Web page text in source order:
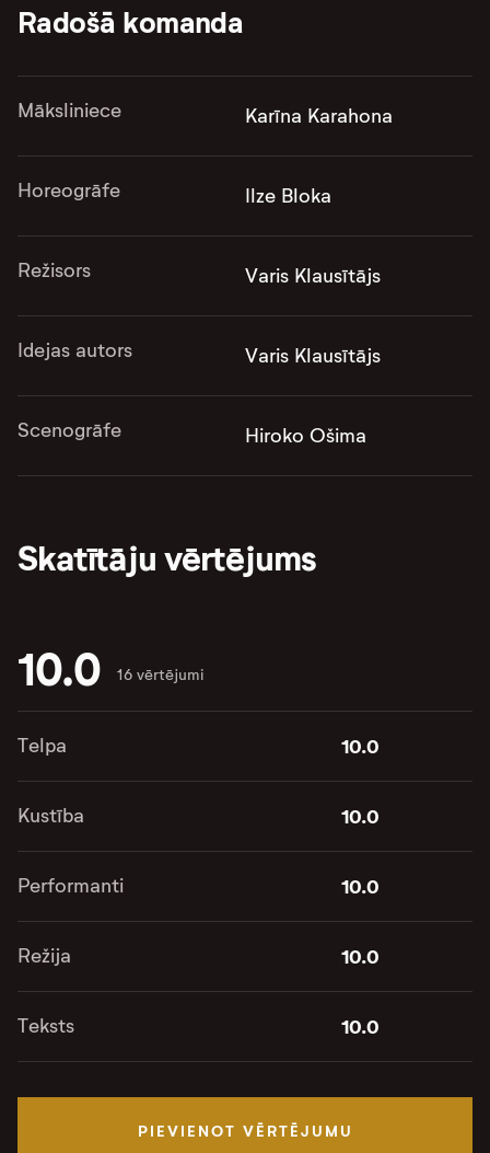
Radošā komanda
Māksliniece Karīna Karahona
Horeogrāfe Ilze Bloka
Režisors Varis Klausītājs
Idejas autors Varis Klausītājs
Scenogrāfe Hiroko Ošima
Skatītāju vērtējums
10.0 16 vērtējumi
Telpa 10.0
Kustība 10.0
Performanti 10.0
Režija 10.0
Teksts 10.0
PIEVIENOT VĒRTĒJUMU